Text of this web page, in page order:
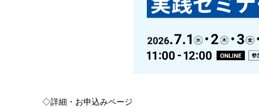
◇詳細・お申込みページ